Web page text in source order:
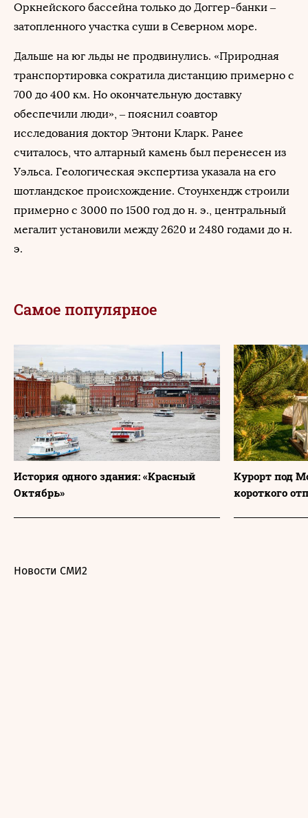
Оркнейского бассейна только до Доггер-банки –
затопленного участка суши в Северном море.
Дальше на юг льды не продвинулись. «Природная
транспортировка сократила дистанцию примерно с
700 до 400 км. Но окончательную доставку
обеспечили люди», – пояснил соавтор
исследования доктор Энтони Кларк. Ранее
считалось, что алтарный камень был перенесен из
Уэльса. Геологическая экспертиза указала на его
шотландское происхождение. Стоунхендж строили
примерно с 3000 по 1500 год до н. э., центральный
мегалит установили между 2620 и 2480 годами до н.
э.
Самое популярное
История одного здания: «Красный
Октябрь»
Курорт под
короткого
Новости СМИ2